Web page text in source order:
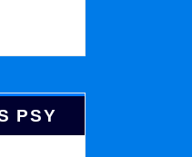
PSY